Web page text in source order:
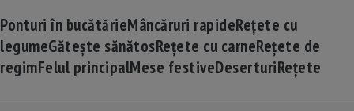
Ponturi în bucătărieMâncăruri rapideRețete cu
legumeGătește sănătosRețete cu carneRețete de
regimFelul principalMese festiveDeserturiRețete